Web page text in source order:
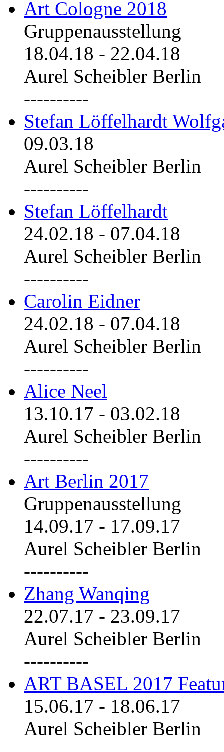
Art Cologne 2018
Gruppenausstellung
18.04.18 - 22.04.18
Aurel Scheibler Berlin
----------
Stefan Löffelhardt
09.03.18
Aurel Scheibler Berlin
----------
Stefan Löffelhardt
24.02.18 - 07.04.18
Aurel Scheibler Berlin
----------
Carolin Eidner
24.02.18 - 07.04.18
Aurel Scheibler Berlin
----------
Alice Neel
13.10.17 - 03.02.18
Aurel Scheibler Berlin
----------
Art Berlin 2017
Gruppenausstellung
14.09.17 - 17.09.17
Aurel Scheibler Berlin
----------
Zhang Wanqing
22.07.17 - 23.09.17
Aurel Scheibler Berlin
----------
ART BASEL 2017
15.06.17 - 18.06.17
Aurel Scheibler Berlin